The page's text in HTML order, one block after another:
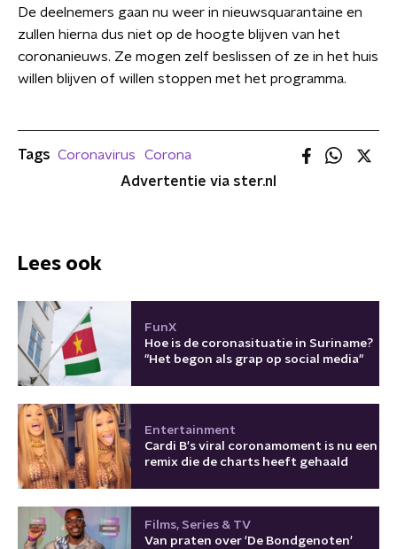
De deelnemers gaan nu weer in nieuwsquarantaine en
zullen hierna dus niet op de hoogte blijven van het
coronanieuws. Ze mogen zelf beslissen of ze in het huis
willen blijven of willen stoppen met het programma.
Tags Coronavirus
Corona
Advertentie via ster.nl
Lees ook
FunX
Hoe is de coronasituatie in Suriname?
"Het begon als grap op social media"
Entertainment
Cardi B's viral coronamoment is nu een
remix die de charts heeft gehaald
Films, Series & TV
Van praten over 'De Bondgenoten'